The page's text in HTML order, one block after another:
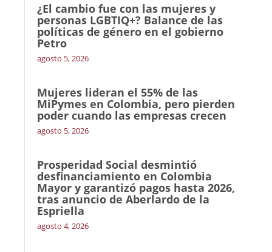
¿El cambio fue con las mujeres y
personas LGBTIQ+? Balance de las
políticas de género en el gobierno
Petro
agosto 5, 2026
Mujeres lideran el 55% de las
MiPymes en Colombia, pero pierden
poder cuando las empresas crecen
agosto 5, 2026
Prosperidad Social desmintió
desfinanciamiento en Colombia
Mayor y garantizó pagos hasta 2026,
tras anuncio de Aberlardo de la
Espriella
agosto 4, 2026